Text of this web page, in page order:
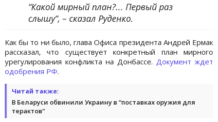
“Какой мирный план?... Первый раз
слышу“, – сказал Руденко.
Как бы то ни было, глава Офиса президента Андрей Ермак
рассказал, что существует конкретный план мирного
урегулирования конфликта на Донбассе. Документ ждет
одобрения РФ.
Читай также:
В Беларуси обвинили Украину в “поставках оружия для
терактов“